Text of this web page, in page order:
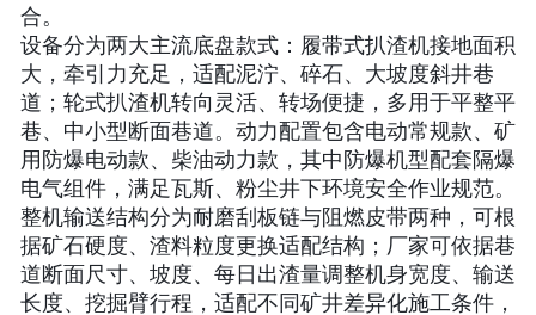
合。
设备分为两大主流底盘款式：履带式扒渣机接地面积
大，牵引力充足，适配泥泞、碎石、大坡度斜井巷
道；轮式扒渣机转向灵活、转场便捷，多用于平整平
巷、中小型断面巷道。动力配置包含电动常规款、矿
用防爆电动款、柴油动力款，其中防爆机型配套隔爆
电气组件，满足瓦斯、粉尘井下环境安全作业规范。
整机输送结构分为耐磨刮板链与阻燃皮带两种，可根
据矿石硬度、渣料粒度更换适配结构；厂家可依据巷
道断面尺寸、坡度、每日出渣量调整机身宽度、输送
长度、挖掘臂行程，适配不同矿井差异化施工条件，